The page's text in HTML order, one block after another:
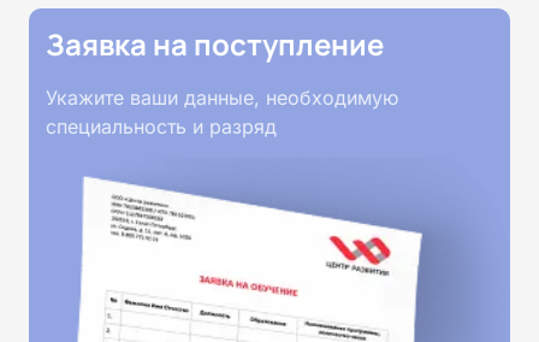
Заявка на поступление
Укажите ваши данные, необходимую
специальность и разряд